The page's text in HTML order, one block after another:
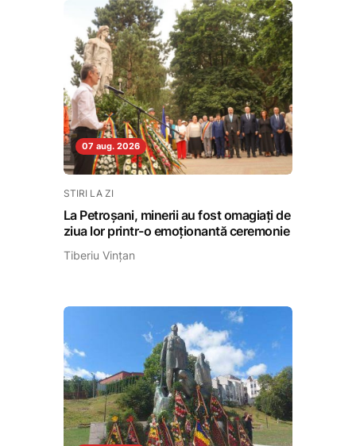
07 aug. 2026
STIRI LA ZI
La Petroșani, minerii au fost omagiați de
ziua lor printr-o emoționantă ceremonie
Tiberiu Vințan